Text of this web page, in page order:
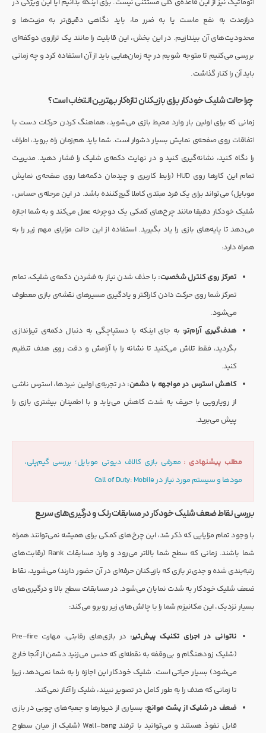
درازمدت به نفع ماست یا به ضرر ما، باید نگاهی دقیق‌تر به مزیت‌ها و
محدودیت‌های آن بیندازیم. در این بخش، این قابلیت را مانند یک ترازوی دوکفه‌ای
بررسی می‌کنیم تا متوجه شویم در چه زمان‌هایی باید از آن استفاده کرد و چه زمانی
باید آن را کنار گذاشت.
چرا حالت شلیک خودکار برای بازیکنان تازه‌کار بهترین انتخاب است؟
زمانی که برای اولین بار وارد محیط بازی می‌شوید، هماهنگ کردن حرکات دست با
اتفاقات روی صفحه‌ی نمایش بسیار دشوار است. شما باید هم‌زمان راه بروید، اطراف
را نگاه کنید، نشانه‌گیری کنید و در نهایت دکمه‌ی شلیک را فشار دهید. مدیریت
تمام این کارها روی HUD (رابط کاربری و چیدمان دکمه‌ها روی صفحه‌ی نمایش
موبایل) می‌تواند برای یک فرد مبتدی کاملا گیج‌کننده باشد. در این مرحله‌ی حساس،
شلیک خودکار دقیقا مانند چرخ‌های کمکی یک دوچرخه عمل می‌کند و به شما اجازه
می‌دهد تا پایه‌های بازی را یاد بگیرید. استفاده از این حالت مزایای مهم زیر را به
همراه دارد:
تمرکز روی کنترل شخصیت: با حذف شدن نیاز به فشردن دکمه‌ی شلیک، تمام
تمرکز شما روی حرکت دادن کاراکتر و یادگیری مسیرهای نقشه‌ی بازی معطوف
می‌شود.
هدف‌گیری آرام‌تر: به جای اینکه با دستپاچگی به دنبال دکمه‌ی تیراندازی
بگردید، فقط تلاش می‌کنید تا نشانه را با آرامش و دقت روی هدف تنظیم
کنید.
کاهش استرس در مواجهه با دشمن: در تجربه‌ی اولین نبردها، استرس ناشی
از رویارویی با حریف به شدت کاهش می‌یابد و با اطمینان بیشتری بازی را
پیش می‌برید.
مطلب پیشنهادی : معرفی بازی کالاف دیوتی موبایل؛ بررسی گیم‌پلی،
مودها و سیستم مورد نیاز در Call of Duty: Mobile
بررسی نقاط ضعف شلیک خودکار در مسابقات رنک و درگیری‌های سریع
با وجود تمام مزایایی که ذکر شد، این چرخ‌های کمکی برای همیشه نمی‌توانند همراه
شما باشند. زمانی که سطح شما بالاتر می‌رود و وارد مسابقات Rank (رقابت‌های
رتبه‌بندی شده و جدی‌تر بازی که بازیکنان حرفه‌ای در آن حضور دارند) می‌شوید، نقاط
ضعف شلیک خودکار به شدت نمایان می‌شود. در مسابقات سطح بالا و درگیری‌های
بسیار نزدیک، این مکانیزم شما را با چالش‌های زیر روبرو می‌کند:
ناتوانی در اجرای تکنیک پیش‌تیر:
در بازی‌های رقابتی، مهارت Pre-fire
(شلیک زودهنگام و بی‌وقفه به نقطه‌ای که حدس می‌زنید دشمن از آنجا خارج
می‌شود) بسیار حیاتی است. شلیک خودکار این اجازه را به شما نمی‌دهد، زیرا
تا زمانی که هدف را به طور کامل در تصویر نبیند، شلیک را آغاز نمی‌کند.
ضعف در شلیک از پشت موانع: بسیاری از دیوارها و جعبه‌های چوبی در بازی
قابل نفوذ هستند و می‌توانید با ترفند Wall-bang (شلیک از میان سطوح